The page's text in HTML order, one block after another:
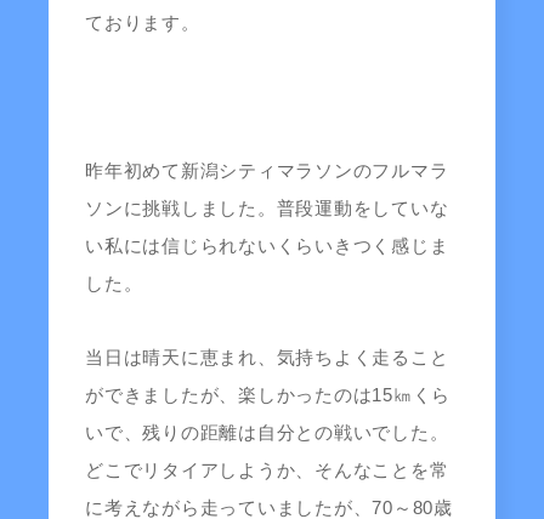
ております。
昨年初めて新潟シティマラソンのフルマラ
ソンに挑戦しました。普段運動をしていな
い私には信じられないくらいきつく感じま
した。
当日は晴天に恵まれ、気持ちよく走ること
ができましたが、楽しかったのは15㎞くら
いで、残りの距離は自分との戦いでした。
どこでリタイアしようか、そんなことを常
に考えながら走っていましたが、70～80歳